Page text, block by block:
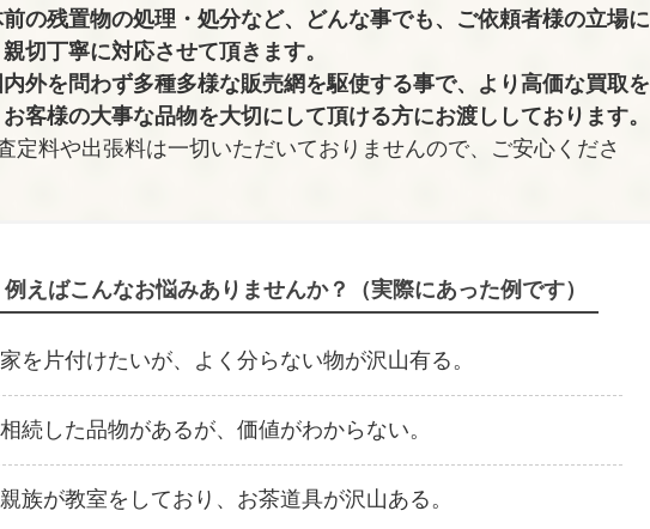
の残置物の処理・処分など、どんな事でも、 ご依頼者様の立場に
切丁寧に対応させて頂きます。
外を問わず多種多様な販売網を駆使する事で、より高価な買取を
客様の大事な品物を大切にして頂ける方にお渡ししております。
定料や出張料は一切いただいておりませんので、ご安心くださ
例えばこんなお悩みありませんか？（実際にあった例です）
家を片付けたいが、よく分らない物が沢山有る。
相続した品物があるが、価値がわからない。
親族が教室をしており、お茶道具が沢山ある。